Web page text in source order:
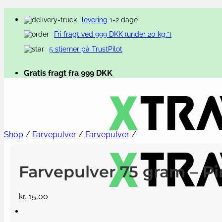
levering 1-2 dage
Fri fragt ved 999 DKK (under 20 kg.*)
5 stjerner på TrustPilot
Gratis fragt fra 999 DKK
Shop / Farvepulver / Farvepulver /
Farvepulver 75 gram –
kr. 15,00